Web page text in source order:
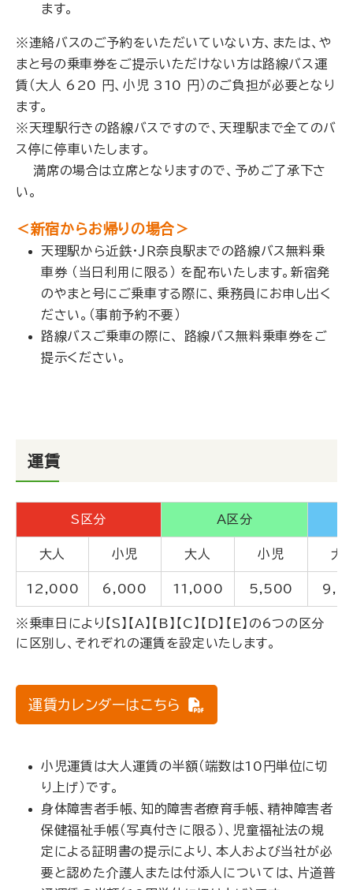
ます。
※連絡バスのご予約をいただいていない方、または、や
まと号の乗車券をご提示いただけない方は路線バス運
賃（大人 620 円、小児 310 円）のご負担が必要となり
ます。
※天理駅行きの路線バスですので、天理駅まで全てのバ
ス停に停車いたします。
満席の場合は立席となりますので、予めご了承下さ
い。
＜新宿からお帰りの場合＞
天理駅から近鉄・ＪＲ奈良駅までの路線バス無料乗
車券 （当日利用に限る） を配布いたします。新宿発
のやまと号にご乗車する際に、乗務員にお申し出く
ださい。（事前予約不要）
路線バスご乗車の際に、 路線バス無料乗車券をご
提示ください。
運賃
S区分 A区分
大人 小児 大人 小児 大
12,000 6,000 11,000 5,500
※乗車日により【S】【A】【B】【C】【D】【E】の6つの区分
に区別し、それぞれの運賃を設定いたします。
運賃カレンダーはこちら
小児運賃は大人運賃の半額（端数は10円単位に切
り上げ）です。
身体障害者手帳、知的障害者療育手帳、精神障害者
保健福祉手帳（写真付きに限る）、児童福祉法の規
定による証明書の提示により、本人および当社が必
要と認めた介護人または付添人については、片道普